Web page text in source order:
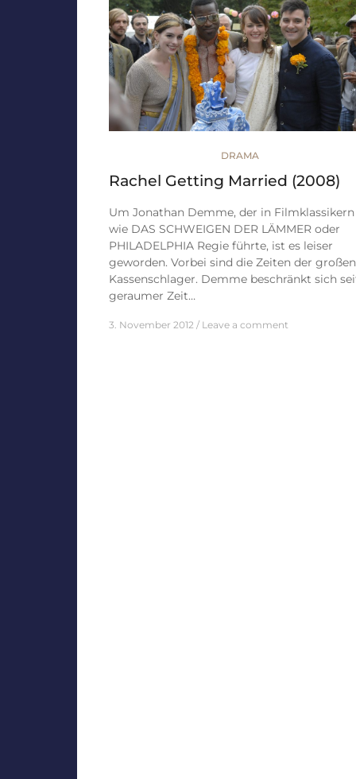
DRAMA
Rachel Getting Married (2008)
Um Jonathan Demme, der in Filmklassikern
wie DAS SCHWEIGEN DER LÄMMER oder
PHILADELPHIA Regie führte, ist es leiser
geworden. Vorbei sind die Zeiten der großen
Kassenschlager. Demme beschränkt sich
geraumer Zeit…
3. November 2012 Leave a comment